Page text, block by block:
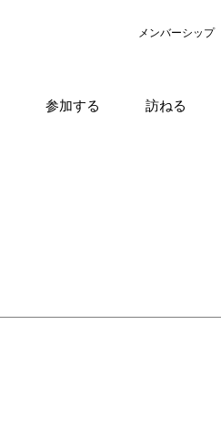
メンバーシップ
参加する 訪ねる